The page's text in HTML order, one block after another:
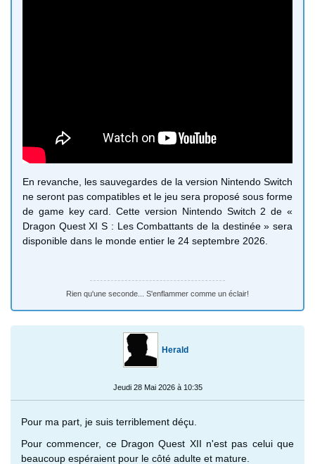
En revanche, les sauvegardes de la version Nintendo Switch
ne seront pas compatibles et le jeu sera proposé sous forme
de game key card. Cette version Nintendo Switch 2 de «
Dragon Quest XI S : Les Combattants de la destinée » sera
disponible dans le monde entier le 24 septembre 2026.
Rien qu'une seconde... S'enflammer comme un éclair!
Herald
Jeudi 28 Mai 2026 à 10:35
Pour ma part, je suis terriblement déçu.
Pour commencer, ce Dragon Quest XII n'est pas celui que
beaucoup espéraient pour le côté adulte et mature.